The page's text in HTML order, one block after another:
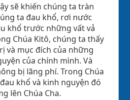
sẽ khiến chúng ta tràn
ta đau khổ, rơi nước
khổ trước những vất vả
Chúa Kitô, chúng ta thấy
và mục đích của những
của chính mình. Và
bị lãng phí. Trong Chúa
khổ và kinh nguyện đó
lên Chúa Cha.